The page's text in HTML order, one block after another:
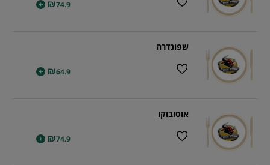
₪74.9
+
שפונדרה
₪64.9
+
אוסובוקו
₪74.9
+